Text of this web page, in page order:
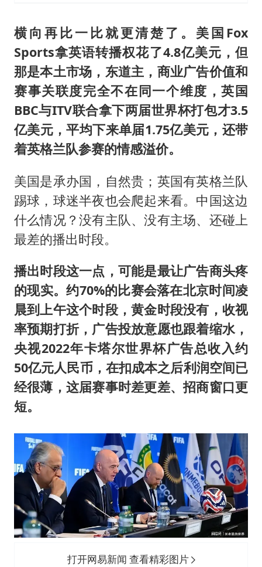
横向再比一比就更清楚了。美国Fox
Sports拿英语转播权花了4.8亿美元，但
那是本土市场，东道主，商业广告价值和
赛事关联度完全不在同一个维度，英国
BBC与ITV联合拿下两届世界杯打包才3.5
亿美元，平均下来单届1.75亿美元，还带
着英格兰队参赛的情感溢价。
美国是承办国，自然贵；英国有英格兰队
踢球，球迷半夜也会爬起来看。中国这边
什么情况？没有主队、没有主场、还碰上
最差的播出时段。
播出时段这一点，可能是最让广告商头疼
的现实。约70%的比赛会落在北京时间凌
晨到上午这个时段，黄金时段没有，收视
率预期打折，广告投放意愿也跟着缩水，
央视2022年卡塔尔世界杯广告总收入约
50亿元人民币，在扣成本之后利润空间已
经很薄，这届赛事时差更差、招商窗口更
短。
打开网易新闻 查看精彩图片